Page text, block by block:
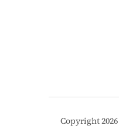
Copyright 2026